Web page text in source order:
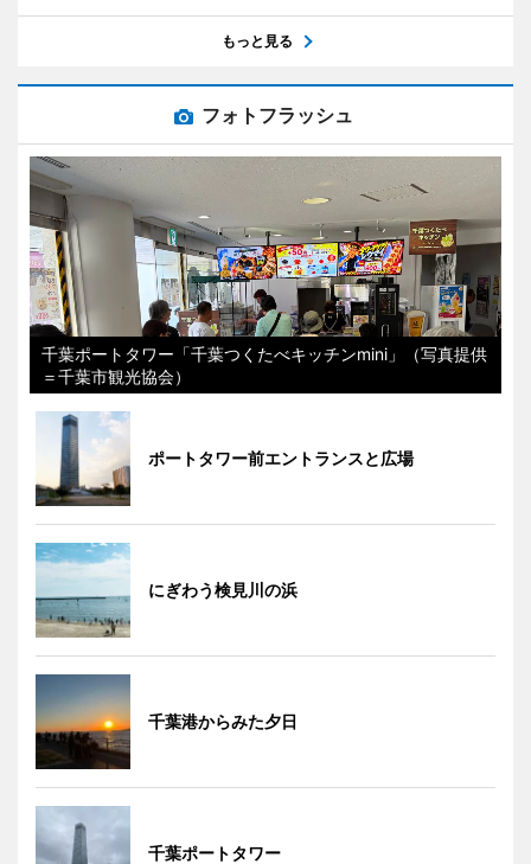
もっと見る
フォトフラッシュ
千葉ポートタワー「千葉つくたべキッチンmini」（写真提供
＝千葉市観光協会）
ポートタワー前エントランスと広場
にぎわう検見川の浜
千葉港からみた夕日
千葉ポートタワー